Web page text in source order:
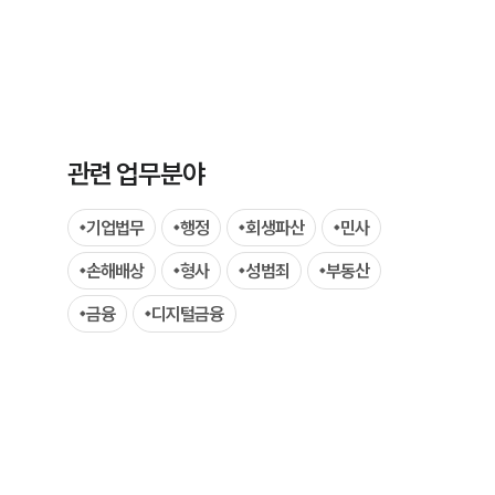
그룹소개
그룹소개
대륜의 강점
관련 업무분야
기업법무 행정 회생파산
민사
손해배상
형사 성범죄
부동산
금융
디지털금융